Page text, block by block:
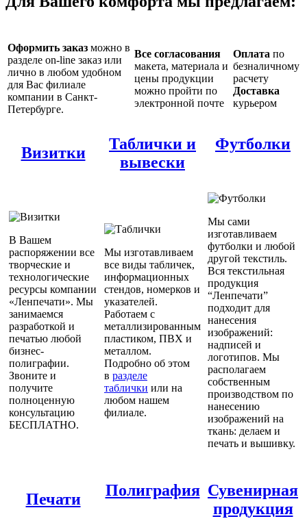
Оформить заказ можно в
разделе on-line заказ или
лично в любом удобном
для Вас филиале
компании в Санкт-
Петербурге.
Все согласования
макета, материала и
цены продукции
можно пройти по
электронной почте
Оплата по
безналичному
расчету
Доставка
курьером
Визитки
Таблички и
вывески
Футболки
В Вашем
распоряжении все
творческие и
технологические
ресурсы компании
«Ленпечати». Мы
занимаемся
разработкой и
печатью любой
бизнес-
полиграфии.
Звоните и
получите
полноценную
консультацию
БЕСПЛАТНО.
Мы изготавливаем
все виды табличек,
информационных
стендов, номерков и
указателей.
Работаем с
металлизированным
пластиком, ПВХ и
металлом.
Подробно об этом
в разделе
таблички или на
любом нашем
филиале.
Мы сами
изготавливаем
футболки и любой
другой текстиль.
Вся текстильная
продукция
“Ленпечати”
подходит для
нанесения
изображений:
надписей и
логотипов. Мы
располагаем
собственным
производством по
нанесению
изображений на
ткань: делаем и
печать и вышивку.
Печати Полиграфия Сувенирная
продукция